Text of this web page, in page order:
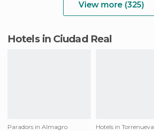
View more (325)
Hotels in Ciudad Real
Paradors in Almagro
Hotels in Torrenueva